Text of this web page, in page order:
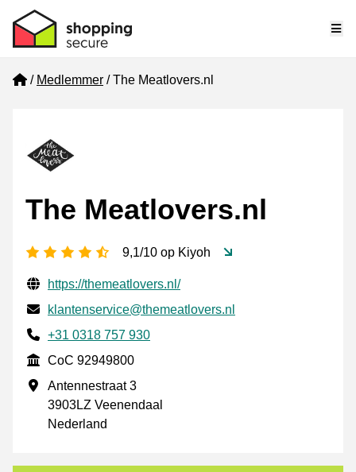
Home
Medlemmer The Meatlovers.nl
The Meatlovers.nl
[_General:NumberOfStarsPluralFormat]
9,1/10 op Kiyoh
Verifisert kontaktinformasjon
Website URL
https://themeatlovers.nl/
E-post
klantenservice@themeatlovers.nl
Phone number
+31 0318 757 930
CoC
CoC 92949800
Forretningsadresse
Antennestraat 3
3903LZ Veenendaal
Nederland